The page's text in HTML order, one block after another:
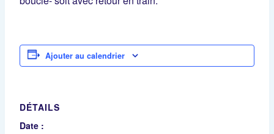
Ajouter au calendrier
DÉTAILS
Date :